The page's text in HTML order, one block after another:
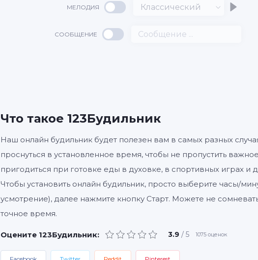
МЕЛОДИЯ Классический
СООБЩЕНИЕ
Что такое 123Будильник
Наш онлайн будильник будет полезен вам в самых разных
проснуться в установленное время, чтобы не пропустить
пригодиться при готовке еды в духовке, в спортивных играх и
Чтобы установить онлайн будильник, просто выберите часы/
усмотрение), далее нажмите кнопку Старт. Можете не
точное время.
Оцените 123Будильник: 3.9 / 5 1075 оценок